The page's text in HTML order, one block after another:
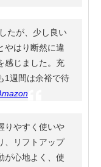
たが、少し良い
やはり断然に違
感じました。充
1週間は余裕で待
りやすく使いや
、リフトアップ
が心地よく、使